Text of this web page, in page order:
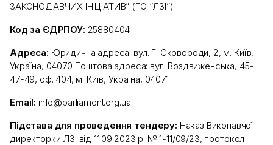
ЗАКОНОДАВЧИХ ІНІЦІАТИВ” (ГО “ЛЗІ”)
Код за ЄДРПОУ: 25880404
Адреса: Юридична адреса: вул. Г. Сковороди, 2, м. Київ,
Україна, 04070 Поштова адреса: вул. Воздвиженська, 45-
47-49, оф. 404, м. Київ, Україна, 04071
Email: info@parliament.org.ua
Підстава для проведення тендеру: Наказ Виконавчої
директорки ЛЗІ від 11.09.2023 р. № 1-11/09/23, протокол